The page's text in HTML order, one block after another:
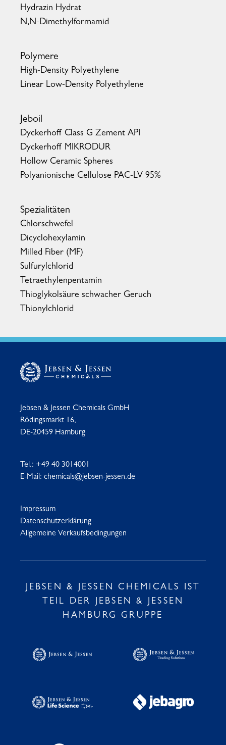
Hydrazin Hydrat
N,N-Dimethylformamid
Polymere
High-Density Polyethylene
Linear Low-Density Polyethylene
Jeboil
Dyckerhoff Class G Zement API
Dyckerhoff MIKRODUR
Hollow Ceramic Spheres
Polyanionische Cellulose PAC-LV 95%
Spezialitäten
Chlorschwefel
Dicyclohexylamin
Milled Fiber (MF)
Sulfurylchlorid
Tetraethylenpentamin
Thioglykolsäure schwacher Geruch
Thionylchlorid
Jebsen & Jessen Chemicals GmbH
Rödingsmarkt 16,
DE-20459 Hamburg
Tel.: +49 40 3014001
E-Mail: chemicals@jebsen-jessen.de
Impressum
Datenschutzerklärung
Allgemeine Verkaufsbedingungen
JEBSEN & JESSEN CHEMICALS IST
TEIL DER JEBSEN & JESSEN
HAMBURG GRUPPE